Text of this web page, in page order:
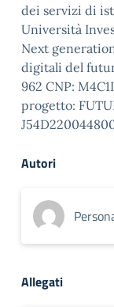
dei servizi di
Università
Next
digitali del
962 CNP:
progetto:
Autori
Allegati